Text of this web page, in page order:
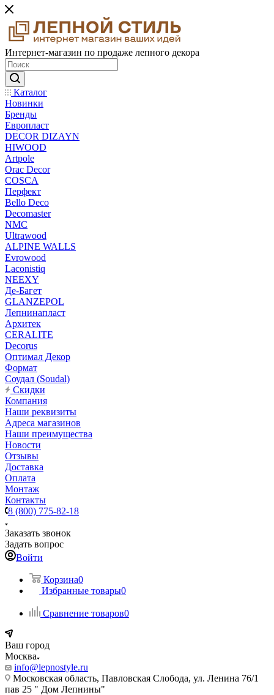
Интернет-магазин по продаже лепного декора
Каталог
Новинки
Бренды
Европласт
DECOR DIZAYN
HIWOOD
Artpole
Orac Decor
COSCA
Перфект
Bello Deco
Decomaster
NMС
Ultrawood
ALPINE WALLS
Evrowood
Laconistiq
NEEXY
Де-Багет
GLANZEPOL
Лепнинапласт
Архитек
CERALITE
Decorus
Оптимал Декор
Формат
Соудал (Soudal)
Скидки
Компания
Наши реквизиты
Адреса магазинов
Наши преимущества
Новости
Отзывы
Доставка
Оплата
Монтаж
Контакты
8 (800) 775-82-18
Заказать звонок
Задать вопрос
Войти
Корзина0
Избранные товары0
Сравнение товаров0
Ваш город
Москва
info@lepnostyle.ru
Московская область, Павловская Слобода, ул. Ленина 76/1
пав 25 " Дом Лепнины"